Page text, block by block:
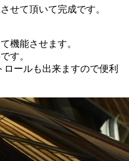
せて頂いて完成です。
機能させます。
す。
ールも出来ますので便利